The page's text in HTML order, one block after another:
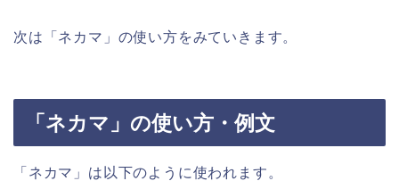
次は「ネカマ」の使い方をみていきます。
「ネカマ」の使い方・例文
「ネカマ」は以下のように使われます。